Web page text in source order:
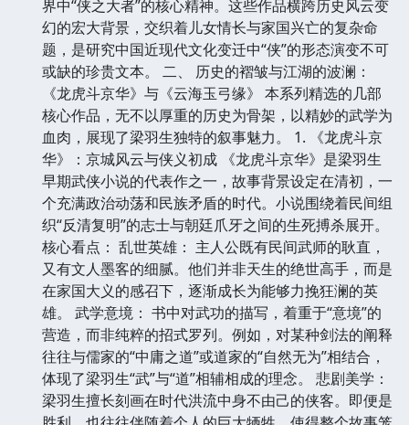
界中“侠之大者”的核心精神。这些作品横跨历史风云变
幻的宏大背景，交织着儿女情长与家国兴亡的复杂命
题，是研究中国近现代文化变迁中“侠”的形态演变不可
或缺的珍贵文本。 二、 历史的褶皱与江湖的波澜：
《龙虎斗京华》与《云海玉弓缘》 本系列精选的几部
核心作品，无不以厚重的历史为骨架，以精妙的武学为
血肉，展现了梁羽生独特的叙事魅力。 1. 《龙虎斗京
华》：京城风云与侠义初成 《龙虎斗京华》是梁羽生
早期武侠小说的代表作之一，故事背景设定在清初，一
个充满政治动荡和民族矛盾的时代。小说围绕着民间组
织“反清复明”的志士与朝廷爪牙之间的生死搏杀展开。
核心看点： 乱世英雄： 主人公既有民间武师的耿直，
又有文人墨客的细腻。他们并非天生的绝世高手，而是
在家国大义的感召下，逐渐成长为能够力挽狂澜的英
雄。 武学意境： 书中对武功的描写，着重于“意境”的
营造，而非纯粹的招式罗列。例如，对某种剑法的阐释
往往与儒家的“中庸之道”或道家的“自然无为”相结合，
体现了梁羽生“武”与“道”相辅相成的理念。 悲剧美学：
梁羽生擅长刻画在时代洪流中身不由己的侠客。即便是